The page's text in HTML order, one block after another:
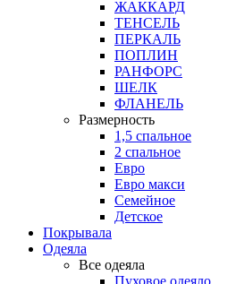
ЖАККАРД
ТЕНСЕЛЬ
ПЕРКАЛЬ
ПОПЛИН
РАНФОРС
ШЕЛК
ФЛАНЕЛЬ
Размерность
1,5 спальное
2 спальное
Евро
Евро макси
Семейное
Детское
Покрывала
Одеяла
Все одеяла
Пуховое одеяло